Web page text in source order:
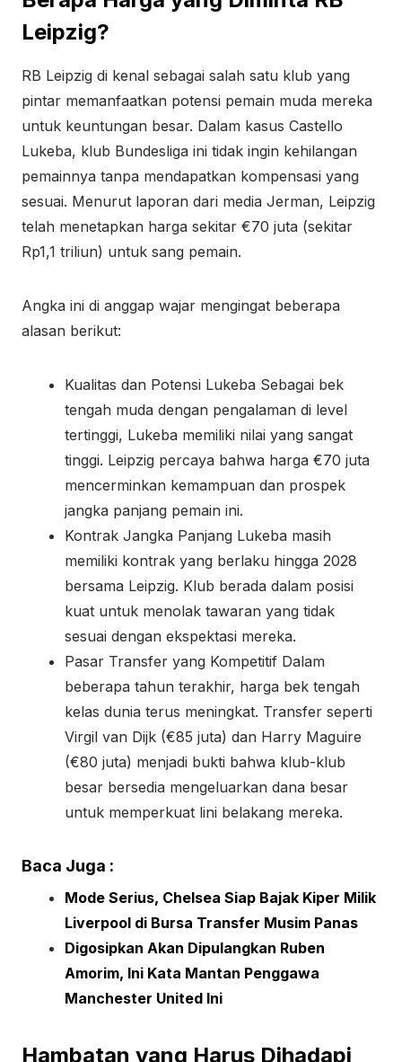
Leipzig?
RB Leipzig di kenal sebagai salah satu klub yang
pintar memanfaatkan potensi pemain muda mereka
untuk keuntungan besar. Dalam kasus Castello
Lukeba, klub Bundesliga ini tidak ingin kehilangan
pemainnya tanpa mendapatkan kompensasi yang
sesuai. Menurut laporan dari media Jerman, Leipzig
telah menetapkan harga sekitar €70 juta (sekitar
Rp1,1 triliun) untuk sang pemain.
Angka ini di anggap wajar mengingat beberapa
alasan berikut:
Kualitas dan Potensi Lukeba Sebagai bek
tengah muda dengan pengalaman di level
tertinggi, Lukeba memiliki nilai yang sangat
tinggi. Leipzig percaya bahwa harga €70 juta
mencerminkan kemampuan dan prospek
jangka panjang pemain ini.
Kontrak Jangka Panjang Lukeba masih
memiliki kontrak yang berlaku hingga 2028
bersama Leipzig. Klub berada dalam posisi
kuat untuk menolak tawaran yang tidak
sesuai dengan ekspektasi mereka.
Pasar Transfer yang Kompetitif Dalam
beberapa tahun terakhir, harga bek tengah
kelas dunia terus meningkat. Transfer seperti
Virgil van Dijk (€85 juta) dan Harry Maguire
(€80 juta) menjadi bukti bahwa klub-klub
besar bersedia mengeluarkan dana besar
untuk memperkuat lini belakang mereka.
Baca Juga :
Mode Serius, Chelsea Siap Bajak Kiper Milik
Liverpool di Bursa Transfer Musim Panas
Digosipkan Akan Dipulangkan Ruben
Amorim, Ini Kata Mantan Penggawa
Manchester United Ini
Hambatan yang Harus Dihadapi